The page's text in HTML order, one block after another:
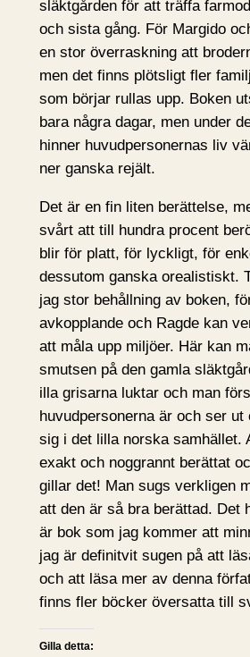
släktgården för att träffa
och sista gång. För Margido
en stor överraskning att
men det finns plötsligt fler
som börjar rullas upp. Boken
bara några dagar, men under
hinner huvudpersonernas liv
ner ganska rejält.
Det är en fin liten berättelse,
svårt att till hundra procent
blir för platt, för lyckligt, för
dessutom ganska orealistiskt.
jag stor behållning av boken,
avkopplande och Ragde kan
att måla upp miljöer. Här kan
smutsen på den gamla
illa grisarna luktar och man
huvudpersonerna är och ser
sig i det lilla norska samhället.
exakt och noggrannt berättat
gillar det! Man sugs verkligen
att den är så bra berättad. Det
är bok som jag kommer att
jag är definitvit sugen på att
och att läsa mer av denna
finns fler böcker översatta till
Gilla detta: